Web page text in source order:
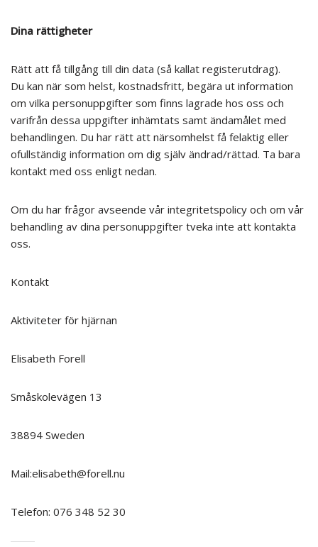
Dina rättigheter
Rätt att få tillgång till din data (så kallat registerutdrag).
Du kan när som helst, kostnadsfritt, begära ut information
om vilka personuppgifter som finns lagrade hos oss och
varifrån dessa uppgifter inhämtats samt ändamålet med
behandlingen. Du har rätt att närsomhelst få felaktig eller
ofullständig information om dig själv ändrad/rättad. Ta bara
kontakt med oss enligt nedan.
Om du har frågor avseende vår integritetspolicy och om vår
behandling av dina personuppgifter tveka inte att kontakta
oss.
Kontakt
Aktiviteter för hjärnan
Elisabeth Forell
Småskolevägen 13
38894 Sweden
Mail:elisabeth@forell.nu
Telefon: 076 348 52 30